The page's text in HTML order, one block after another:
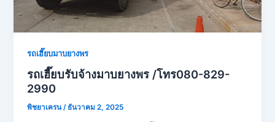
รถเฮี๊ยบมาบยางพร
รถเฮี๊ยบรับจ้างมาบยางพร /โทร080-829-
2990
พิชยาเครน/ ธันวาคม 2, 2025